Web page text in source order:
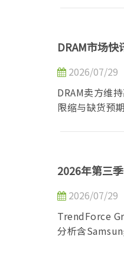
DRAM市场快
2026/07/29
DRAM卖方维
限缩与缺货预
2026年第三
2026/07/29
TrendForce
分析含